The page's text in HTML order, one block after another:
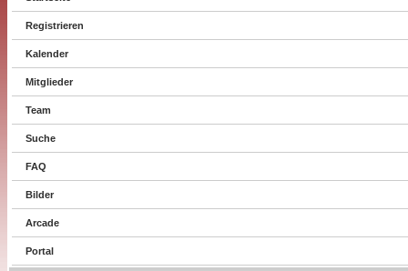
Registrieren
Kalender
Mitglieder
Team
Suche
FAQ
Bilder
Arcade
Portal